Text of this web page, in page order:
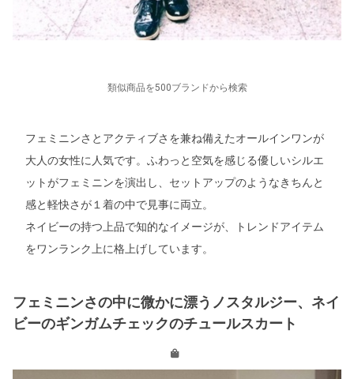
類似商品を500ブランドから検索
フェミニンさとアクティブさを兼ね備えたオールインワンが
大人の女性に人気です。ふわっと空気を感じる優しいシルエ
ットがフェミニンを演出し、セットアップのようなきちんと
感と軽快さが１着の中で見事に両立。
ネイビーの持つ上品で知的なイメージが、トレンドアイテム
をワンランク上に格上げしています。
フェミニンさの中に微かに漂うノスタルジー、ネイ
ビーのギンガムチェックのチュールスカート